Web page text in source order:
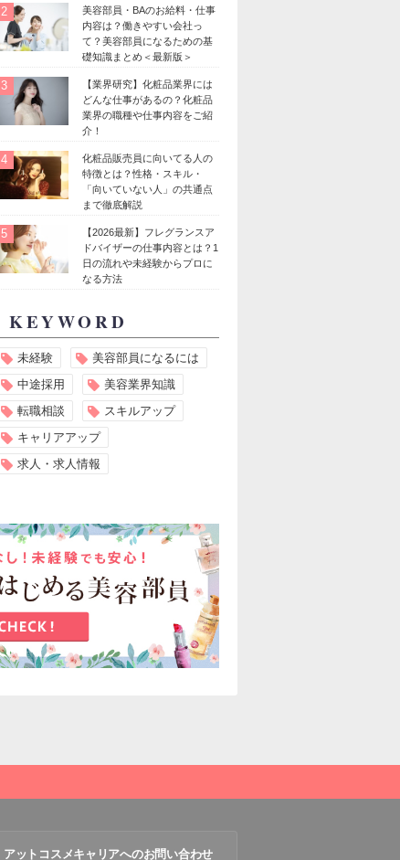
2
美容部員・BAのお給料・仕事
内容は？働きやすい会社っ
て？美容部員になるための基
礎知識まとめ＜最新版＞
3
【業界研究】化粧品業界には
どんな仕事があるの？化粧品
業界の職種や仕事内容をご紹
介！
4
化粧品販売員に向いてる人の
特徴とは？性格・スキル・
「向いていない人」の共通点
まで徹底解説
5
【2026最新】フレグランスア
ドバイザーの仕事内容とは？1
日の流れや未経験からプロに
なる方法
KEYWORD
未経験
美容部員になるには
中途採用
美容業界知識
転職相談
スキルアップ
キャリアアップ
求人・求人情報
アットコスメキャリアへのお問い合わせ